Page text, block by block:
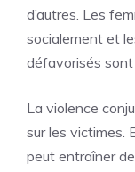
d’autres. Les
socialement et
défavorisés sont
La violence
sur les victimes.
peut entraîner